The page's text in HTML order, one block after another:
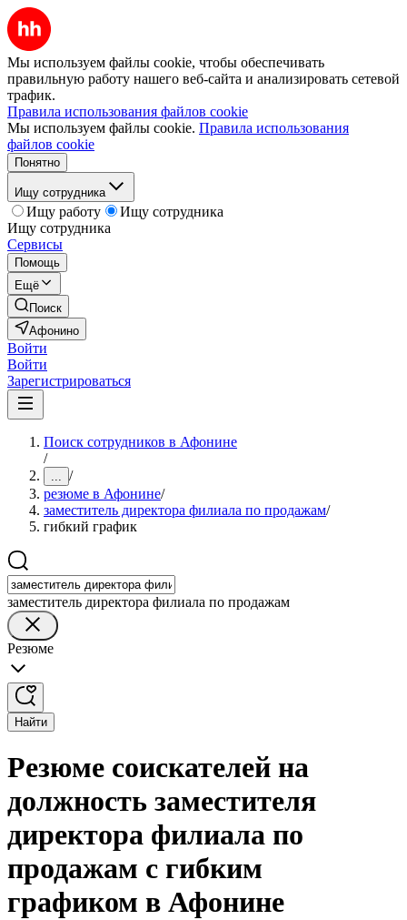
Мы используем файлы cookie, чтобы обеспечивать
правильную работу нашего веб-сайта и анализировать сетевой
трафик.
Правила использования файлов cookie
Мы используем файлы cookie. Правила использования
файлов cookie
Понятно
Ищу сотрудника
Ищу работу
Ищу сотрудника
Ищу сотрудника
Сервисы
Помощь
Ещё
Поиск
Афонино
Войти
Войти
Зарегистрироваться
Поиск сотрудников в Афонине
/
... /
резюме в Афонине/
заместитель директора филиала по продажам/
гибкий график
заместитель директора филиала по продажам
Резюме
Найти
Резюме соискателей на
должность заместителя
директора филиала по
продажам с гибким
графиком в Афонине